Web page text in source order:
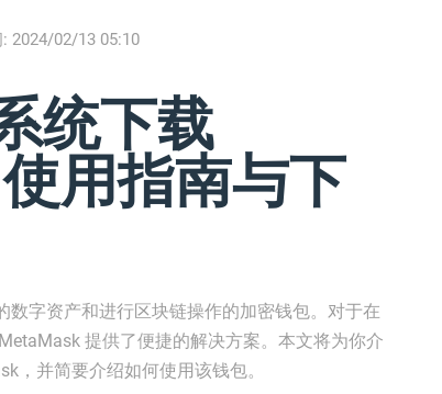
2024/02/13 05:10
统下载
用指南与下
字资产和进行区块链操作的加密钱包。对于在
提供了便捷的解决方案。本文将为你介
，并简要介绍如何使用该钱包。